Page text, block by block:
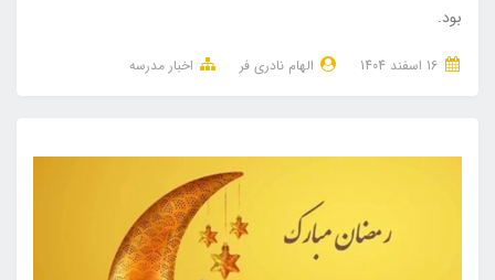
بود.
الهام نادری فر اخبار مدرسه